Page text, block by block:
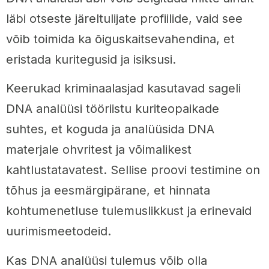
läbi otseste järeltulijate profiilide, vaid see
võib toimida ka õiguskaitsevahendina, et
eristada kuritegusid ja isiksusi.
Keerukad kriminaalasjad kasutavad sageli
DNA analüüsi tööriistu kuriteopaikade
suhtes, et koguda ja analüüsida DNA
materjale ohvritest ja võimalikest
kahtlustatavatest. Sellise proovi testimine on
tõhus ja eesmärgipärane, et hinnata
kohtumenetluse tulemuslikkust ja erinevaid
uurimismeetodeid.
Kas DNA analüüsi tulemus võib olla